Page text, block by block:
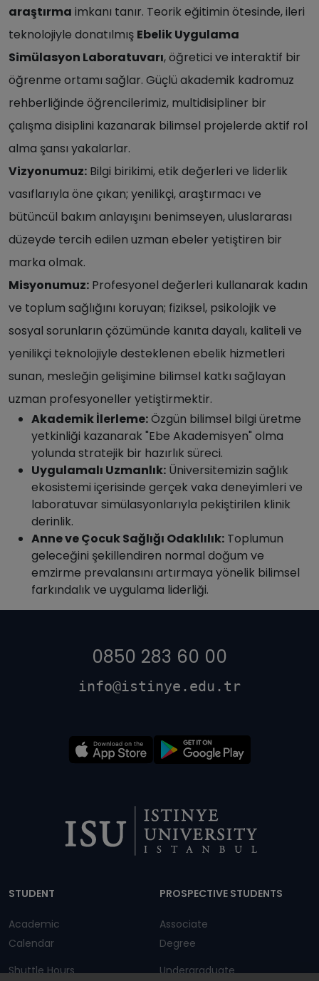
araştırma imkanı tanır. Teorik eğitimin ötesinde, ileri
teknolojiyle donatılmış Ebelik Uygulama
Simülasyon Laboratuvarı, öğretici ve interaktif bir
öğrenme ortamı sağlar. Güçlü akademik kadromuz
rehberliğinde öğrencilerimiz, multidisipliner bir
çalışma disiplini kazanarak bilimsel projelerde aktif rol
alma şansı yakalarlar.
Vizyonumuz: Bilgi birikimi, etik değerleri ve liderlik
vasıflarıyla öne çıkan; yenilikçi, araştırmacı ve
bütüncül bakım anlayışını benimseyen, uluslararası
düzeyde tercih edilen uzman ebeler yetiştiren bir
marka olmak.
Misyonumuz: Profesyonel değerleri kullanarak kadın
ve toplum sağlığını koruyan; fiziksel, psikolojik ve
sosyal sorunların çözümünde kanıta dayalı, kaliteli ve
yenilikçi teknolojiyle desteklenen ebelik hizmetleri
sunan, mesleğin gelişimine bilimsel katkı sağlayan
uzman profesyoneller yetiştirmektir.
Akademik İlerleme:Özgün bilimsel bilgi üretme
yetkinliği kazanarak "Ebe Akademisyen" olma
yolunda stratejik bir hazırlık süreci.
Uygulamalı Uzmanlık: Üniversitemizin sağlık
ekosistemi içerisinde gerçek vaka deneyimleri ve
laboratuvar simülasyonlarıyla pekiştirilen klinik
derinlik.
Anne ve Çocuk Sağlığı Odaklılık: Toplumun
geleceğini şekillendiren normal doğum ve
emzirme prevalansını artırmaya yönelik bilimsel
farkındalık ve uygulama liderliği.
0850 283 60 00
info@istinye.edu.tr
STUDENT
Academic
Calendar
Shuttle Hours
PROSPECTIVE STUDENTS
Associate
Degree
Undergraduate